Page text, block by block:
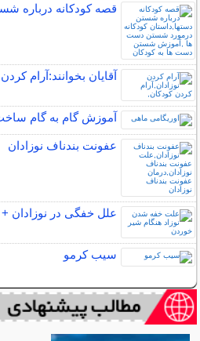
قصه کودکانه درباره
آقایان بخوانند:آرام
آموزش گام به گام
عفونت بندناف نوزادان
علل خفگی در نوزادان
سیب کرمو